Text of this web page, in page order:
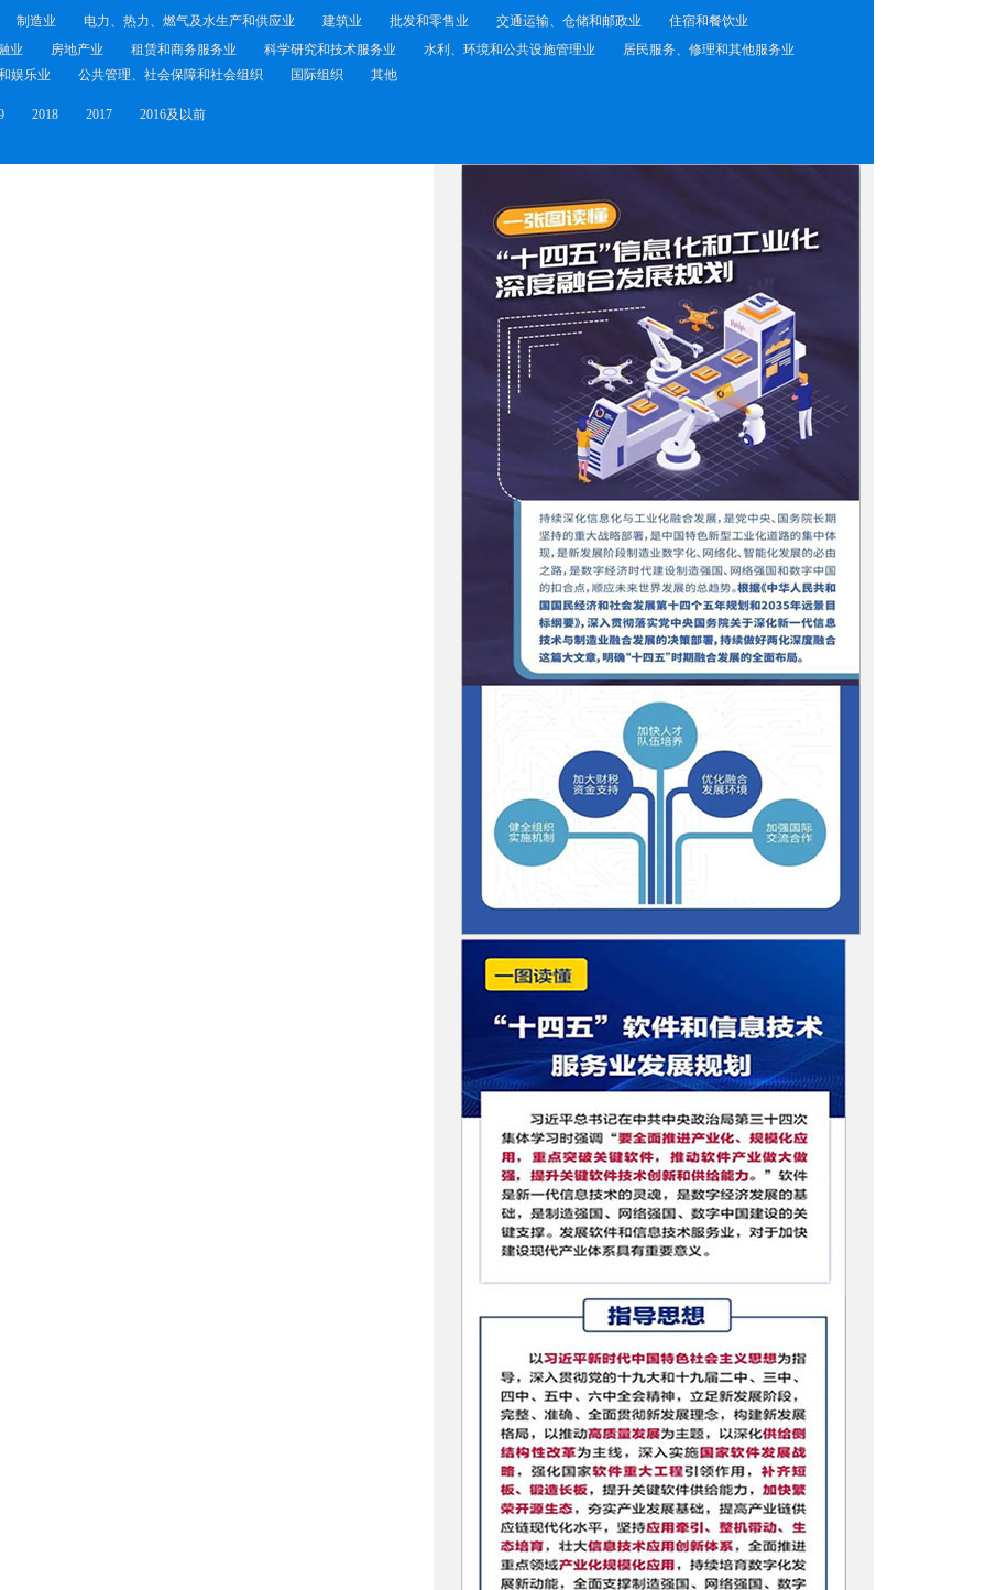
制造业 电力、热力、燃气及水生产和供应业 建筑业 批发和零售业 交通运输、仓储和邮政业
住宿和餐饮业
业 房地产业 租赁和商务服务业 科学研究和技术服务业 水利、环境和公共设施管理业
居民服务、修理和其他服务业
娱乐业 公共管理、社会保障和社会组织 国际组织 其他
2018 2017 2016及以前